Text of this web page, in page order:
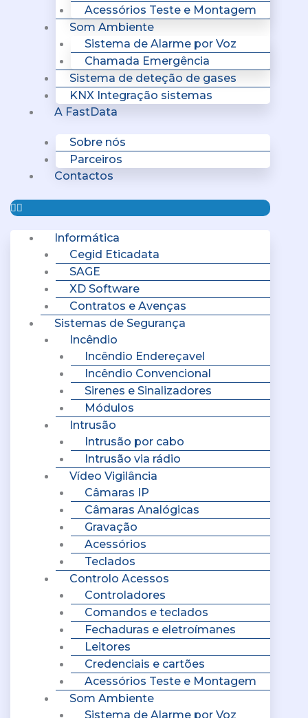
Acessórios Teste e Montagem
Som Ambiente
Sistema de Alarme por Voz
Chamada Emergência
Sistema de deteção de gases
KNX Integração sistemas
A FastData
Sobre nós
Parceiros
Contactos
Informática
Cegid Eticadata
SAGE
XD Software
Contratos e Avenças
Sistemas de Segurança
Incêndio
Incêndio Endereçavel
Incêndio Convencional
Sirenes e Sinalizadores
Módulos
Intrusão
Intrusão por cabo
Intrusão via rádio
Vídeo Vigilância
Câmaras IP
Câmaras Analógicas
Gravação
Acessórios
Teclados
Controlo Acessos
Controladores
Comandos e teclados
Fechaduras e eletroímanes
Leitores
Credenciais e cartões
Acessórios Teste e Montagem
Som Ambiente
Sistema de Alarme por Voz